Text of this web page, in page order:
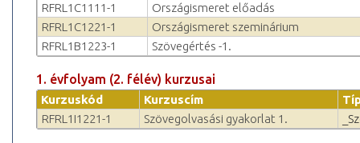
RFRL1C1111-1
Országismeret előadás
RFRL1C1221-1
Országismeret szeminárium
RFRL1B1223-1
Szövegértés -1.
1. évfolyam (2. félév) kurzusai
Kurzuskód Kurzuscím
RFRL1I1221-1
Szövegolvasási gyakorlat 1.